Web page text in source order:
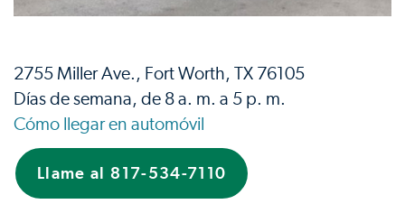
2755 Miller Ave., Fort Worth, TX 76105
Días de semana, de 8 a. m. a 5 p. m.
Cómo llegar en automóvil
Llame al 817-534-7110